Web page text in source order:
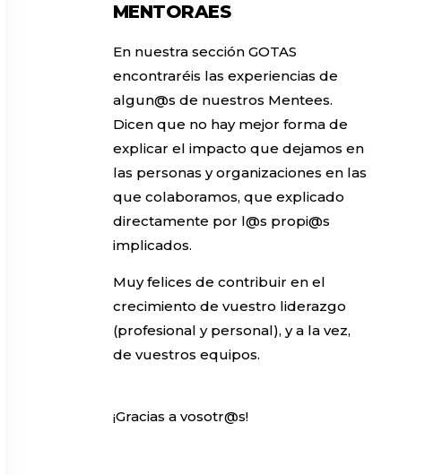
MENTORAES
En nuestra sección GOTAS
encontraréis las experiencias de
algun@s de nuestros Mentees.
Dicen que no hay mejor forma de
explicar el impacto que dejamos en
las personas y organizaciones en las
que colaboramos, que explicado
directamente por l@s propi@s
implicados.
Muy felices de contribuir en el
crecimiento de vuestro liderazgo
(profesional y personal), y a la vez,
de vuestros equipos.
¡Gracias a vosotr@s!